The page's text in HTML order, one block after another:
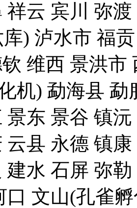
祥云 宾川 弥
) 泸水市 福
维西 景洪
机) 勐海县
景东 景谷 镇
云县 永德 镇
建水 石屏 弥
口 文山(孔雀